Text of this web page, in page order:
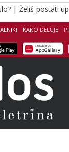
KAKO DELUJE
| Želiš postati